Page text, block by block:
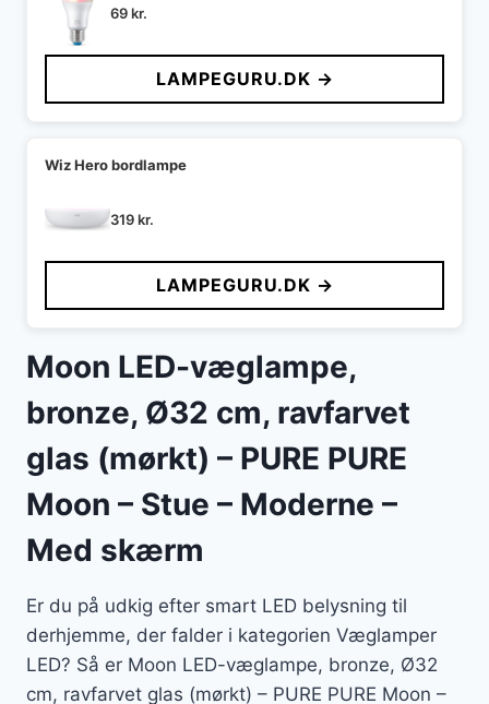
69kr.
LAMPEGURU.DK →
Wiz Hero bordlampe
319kr.
LAMPEGURU.DK →
Moon LED-væglampe,
bronze, Ø32 cm, ravfarvet
glas (mørkt) – PURE PURE
Moon – Stue – Moderne –
Med skærm
Er du på udkig efter smart LED belysning til
derhjemme, der falder i kategorien Væglamper
LED? Så er Moon LED-væglampe, bronze, Ø32
cm, ravfarvet glas (mørkt) – PURE PURE Moon –